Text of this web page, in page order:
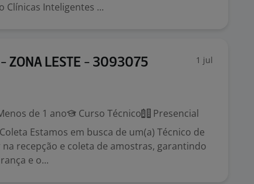
Clínicas Inteligentes ...
- ZONA LESTE - 3093075 1 jul
de 1 ano Curso Técnico
Presencial
Estamos em busca de um(a) Técnico de
recepção e coleta de amostras, garantindo
e o...